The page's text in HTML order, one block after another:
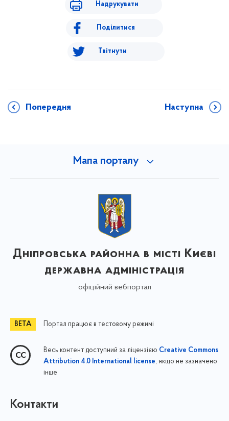
Надрукувати
Поділитися
Твітнути
Попередня Наступна
Мапа порталу
Дніпровська районна в місті Києві
державна адміністрація
офіційний вебпортал
Портал працює в тестовому режимі
Весь контент доступний за ліцензією Creative Commons
Attribution 4.0 International license, якщо не зазначено
інше
Контакти